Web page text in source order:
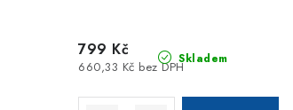
Skladem
660,33 Kč bez DPH
799 Kč